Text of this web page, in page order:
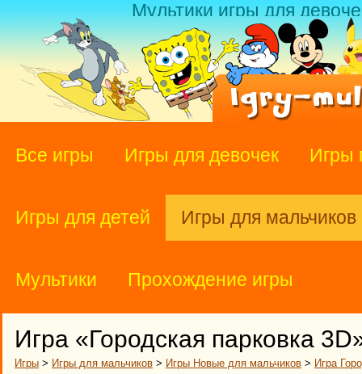
Мультики игры для
Все игры Игры для девочек Игры
Игры для детей Игры для мальчиков
Мультики Прохождение игры
Игра «Городская парковка
Игры > Игры для мальчиков > Игры Новые для мальчиков > Игра